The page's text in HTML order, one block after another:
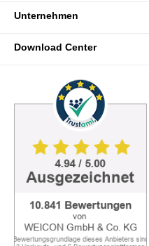
Unternehmen
Download Center